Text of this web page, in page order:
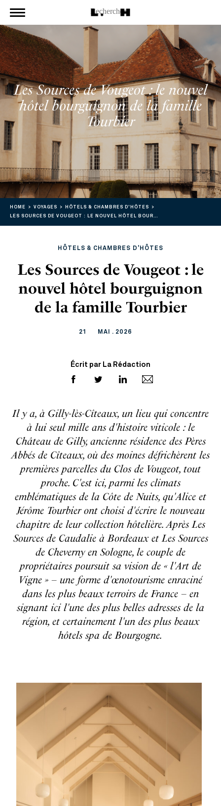
Les Sources de Vougeot : le nouvel
hôtel bourguignon de la famille
Tourbier
HOME VOYAGES
HÔTELS & CHAMBRES D'HÔTES
LES SOURCES DE VOUGEOT : LE NOUVEL HÔTEL BOURGUIGNON DE LA FAMILLE TOURBIER
HÔTELS & CHAMBRES D'HÔTES
Les Sources de Vougeot : le
nouvel hôtel bourguignon
de la famille Tourbier
21 MAI . 2026
Écrit par La Rédaction
Il y a, à Gilly-lès-Cîteaux, un lieu qui concentre
à lui seul mille ans d'histoire viticole : le
Château de Gilly, ancienne résidence des Pères
Abbés de Cîteaux, où des moines défrichèrent les
premières parcelles du Clos de Vougeot, tout
proche. C'est ici, parmi les climats
emblématiques de la Côte de Nuits, qu'Alice et
Jérôme Tourbier ont choisi d'écrire le nouveau
chapitre de leur collection hôtelière. Après Les
Sources de Caudalie à Bordeaux et Les Sources
de Cheverny en Sologne, le couple de
propriétaires poursuit sa vision de « l'Art de
Vigne » – une forme d'œnotourisme enraciné
dans les plus beaux terroirs de France – en
signant ici l'une des plus belles adresses de la
région, et certainement l'un des plus beaux
hôtels spa de Bourgogne.